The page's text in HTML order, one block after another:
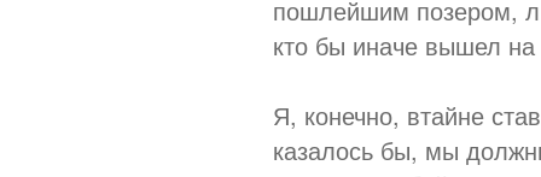
пошлейшим позером,
кто бы иначе вышел на
Я, конечно, втайне
казалось бы, мы